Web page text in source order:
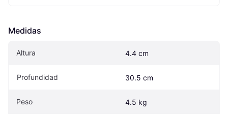
Medidas
Altura 4.4 cm
Profundidad 30.5 cm
Peso 4.5 kg